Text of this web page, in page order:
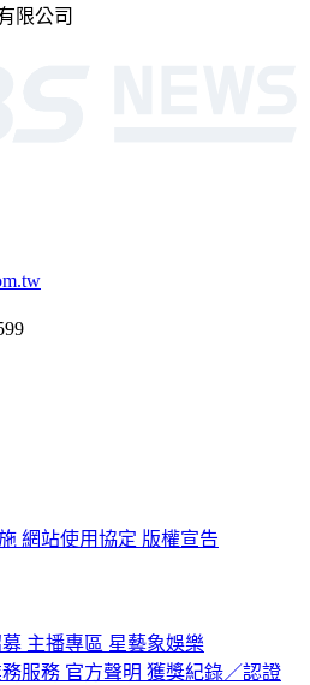
限公司
網站使用協定 版權宣告
主播專區 星藝象娛樂
服務 官方聲明 獲獎紀錄／認證